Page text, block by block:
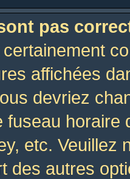
pas
affichées
devriez
fuseau
etc. Veuillez
des autres